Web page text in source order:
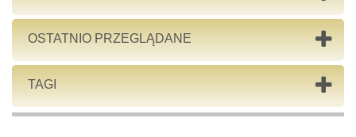
OSTATNIO PRZEGLĄDANE
TAGI